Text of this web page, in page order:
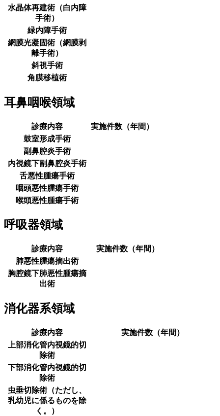
水晶体再建術（白内障
手術）
緑内障手術
網膜光凝固術（網膜剥
離手術）
斜視手術
角膜移植術
耳鼻咽喉領域
診療内容
実施件数（年間）
鼓室形成手術
副鼻腔炎手術
内視鏡下副鼻腔炎手術
舌悪性腫瘍手術
咽頭悪性腫瘍手術
喉頭悪性腫瘍手術
呼吸器領域
診療内容
実施件数（年間）
肺悪性腫瘍摘出術
胸腔鏡下肺悪性腫瘍摘
出術
消化器系領域
診療内容
実施件数（年間）
上部消化管内視鏡的切
除術
下部消化管内視鏡的切
除術
虫垂切除術（ただし、
乳幼児に係るものを除
く。）